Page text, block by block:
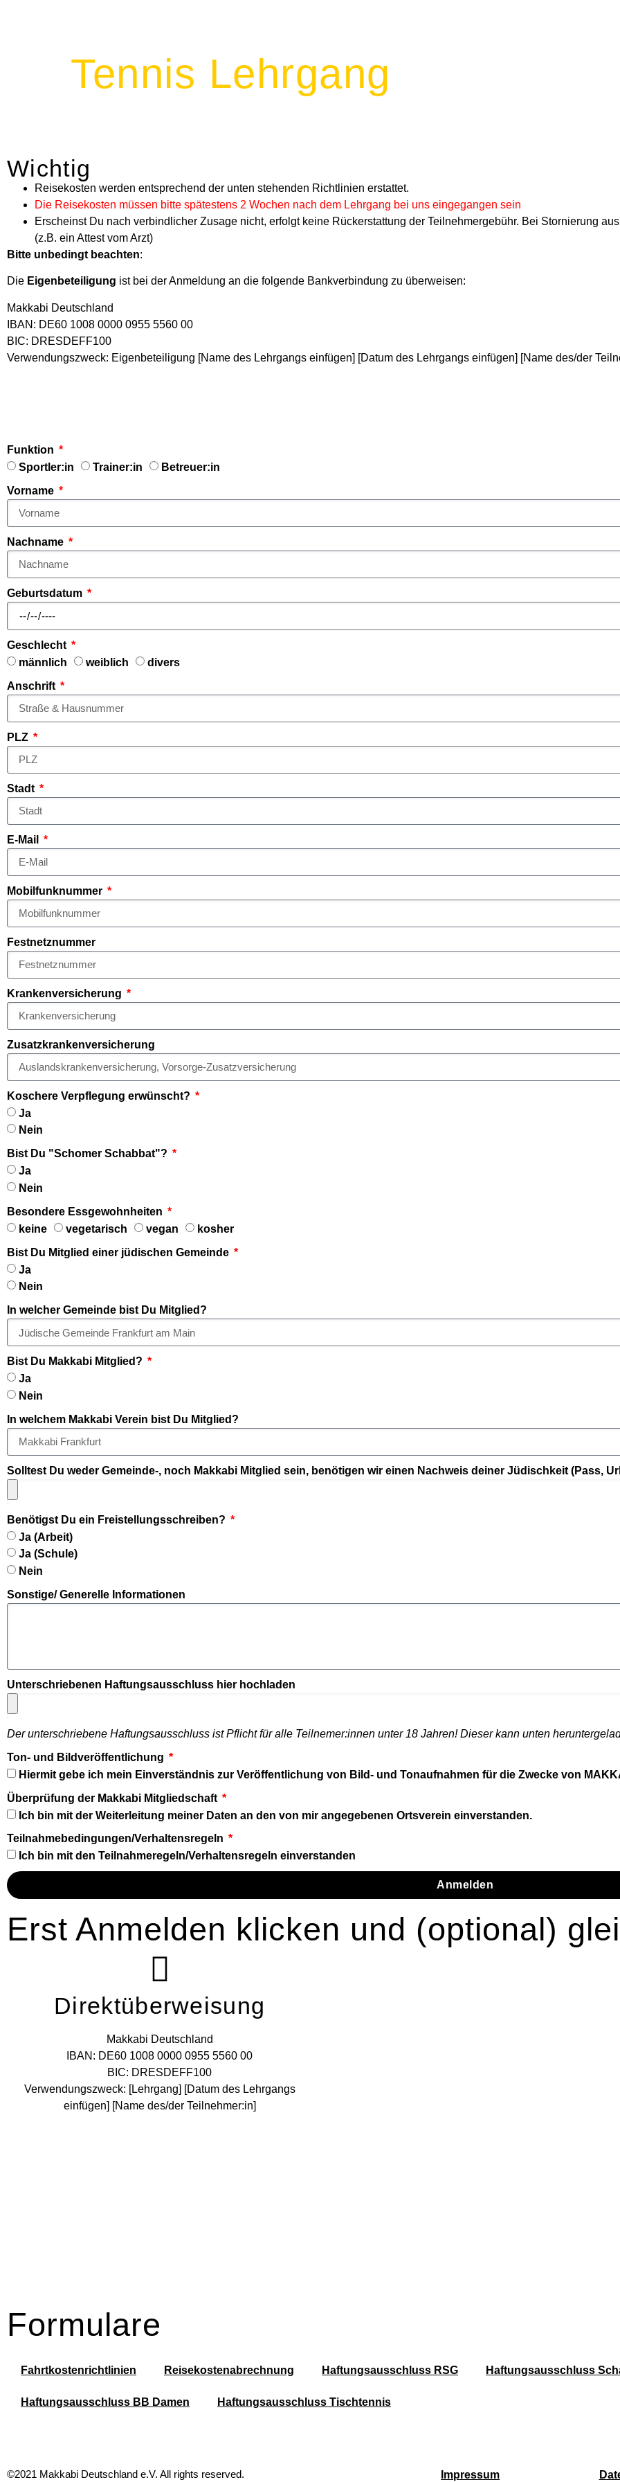
Tennis Lehrgang
Wichtig
Reisekosten werden entsprechend der unten stehenden Richtlinien erstattet.
Die Reisekosten müssen bitte spätestens 2 Wochen nach dem Lehrgang bei uns eingegangen sein
Erscheinst Du nach verbindlicher Zusage nicht, erfolgt keine Rückerstattung der Teilnehmergebühr. Bei Stornierung
(z.B. ein Attest vom Arzt)
Bitte unbedingt beachten:
Die Eigenbeteiligung ist bei der Anmeldung an die folgende Bankverbindung zu überweisen:
Makkabi Deutschland
IBAN: DE60 1008 0000 0955 5560 00
BIC: DRESDEFF100
Verwendungszweck: Eigenbeteiligung [Name des Lehrgangs einfügen] [Datum des Lehrgangs einfügen] [Name des/der
Funktion
Sportler:in
Trainer:in
Betreuer:in
Vorname
Nachname
Geburtsdatum
Geschlecht
männlich
weiblich
divers
Anschrift
PLZ
Stadt
E-Mail
Mobilfunknummer
Festnetznummer
Krankenversicherung
Zusatzkrankenversicherung
Koschere Verpflegung erwünscht?
Ja
Nein
Bist Du "Schomer Schabbat"?
Ja
Nein
Besondere Essgewohnheiten
keine
vegetarisch vegan
kosher
Bist Du Mitglied einer jüdischen Gemeinde
Ja
Nein
In welcher Gemeinde bist Du Mitglied?
Bist Du Makkabi Mitglied?
Ja
Nein
In welchem Makkabi Verein bist Du Mitglied?
Solltest Du weder Gemeinde-, noch Makkabi Mitglied sein, benötigen wir einen Nachweis deiner Jüdischkeit (Pass,
Benötigst Du ein Freistellungsschreiben?
Ja (Arbeit)
Ja (Schule)
Nein
Sonstige/ Generelle Informationen
Unterschriebenen Haftungsausschluss hier hochladen
Der unterschriebene Haftungsausschluss ist Pflicht für alle Teilnemer:innen unter 18 Jahren! Dieser kann unten
Ton- und Bildveröffentlichung
Hiermit gebe ich mein Einverständnis zur Veröffentlichung von Bild- und Tonaufnahmen für die Zwecke von
Überprüfung der Makkabi Mitgliedschaft
Ich bin mit der Weiterleitung meiner Daten an den von mir angegebenen Ortsverein einverstanden.
Teilnahmebedingungen/Verhaltensregeln
Ich bin mit den Teilnahmeregeln/Verhaltensregeln einverstanden
Anmelden
Erst Anmelden klicken und (optional)
Direktüberweisung
Makkabi Deutschland
IBAN: DE60 1008 0000 0955 5560 00
BIC: DRESDEFF100
Verwendungszweck: [Lehrgang] [Datum des Lehrgangs
einfügen] [Name des/der Teilnehmer:in]
Formulare
Fahrtkostenrichtlinien Reisekostenabrechnung Haftungsausschluss RSG Haftungsausschluss
Haftungsausschluss BB Damen Haftungsausschluss Tischtennis
©2021 Makkabi Deutschland e.V. All rights reserved. Impressum